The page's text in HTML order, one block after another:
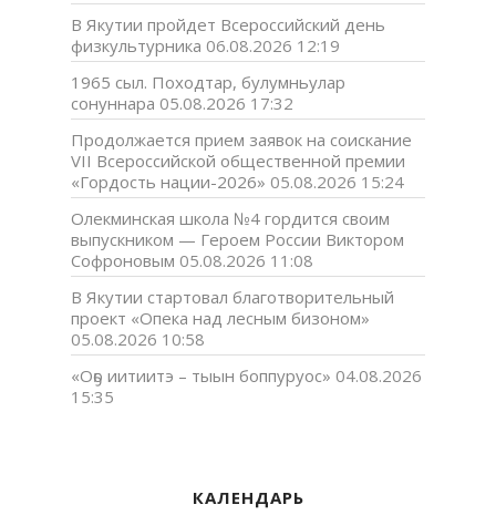
В Якутии пройдет Всероссийский день
физкультурника 06.08.2026 12:19
1965 сыл. Походтар, булумньулар
сонуннара 05.08.2026 17:32
Продолжается прием заявок на соискание
VII Всероссийской общественной премии
«Гордость нации-2026» 05.08.2026 15:24
Олекминская школа №4 гордится своим
выпускником — Героем России Виктором
Софроновым 05.08.2026 11:08
В Якутии стартовал благотворительный
проект «Опека над лесным бизоном»
05.08.2026 10:58
«Оҕо иитиитэ – тыын боппуруос» 04.08.2026
15:35
КАЛЕНДАРЬ